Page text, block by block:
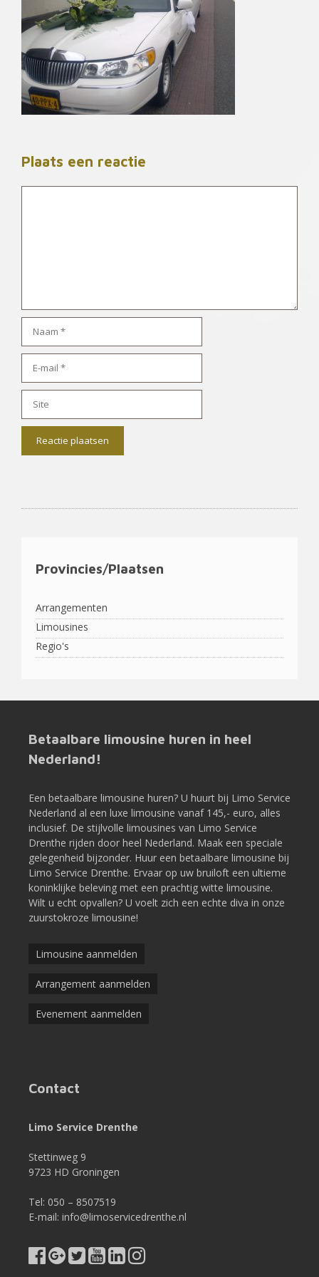
Plaats een reactie
mail
Provincies/Plaatsen
Arrangementen
Limousines
Regio's
Betaalbare limousine huren in heel
Nederland!
Een betaalbare limousine huren? U huurt bij Limo Service
Nederland al een luxe limousine vanaf 145,- euro, alles
inclusief. De stijlvolle limousines van Limo Service
Drenthe rijden door heel Nederland. Maak een speciale
gelegenheid bijzonder. Huur een betaalbare limousine bij
Limo Service Drenthe. Ervaar op uw bruiloft een ultieme
koninklijke beleving met een prachtig witte limousine.
Wilt u echt opvallen? U voelt zich een echte diva in onze
zuurstokroze limousine!
Limousine aanmelden
Arrangement aanmelden
Evenement aanmelden
Contact
Limo Service Drenthe
Stettinweg 9
9723 HD Groningen
Tel: 050 – 8507519
E-mail: info@limoservicedrenthe.nl